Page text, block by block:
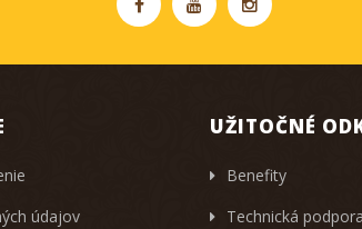
údajov
UŽITOČNÉ
Benefity
Technická podpora